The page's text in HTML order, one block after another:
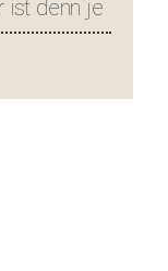
ist denn je